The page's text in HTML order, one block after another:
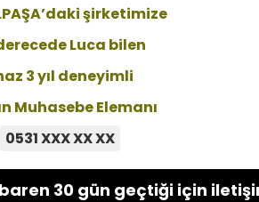
şirketimize
Luca bilen
3 yıl deneyimli
Muhasebe Elemanı
0531 XXX XX XX
30 gün geçtiği için